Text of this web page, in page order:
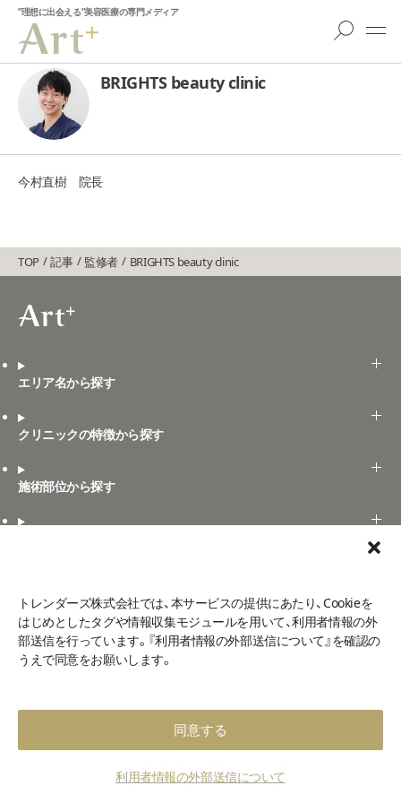
トレンダーズ株式会社では、本サービスの提供にあたり、Cookieを
はじめとしたタグや情報収集モジュールを用いて、利用者情報の外
部送信を行っています。『利用者情報の外部送信について』を確認の
うえで同意をお願いします。
同意する
利用者情報の外部送信について
”理想に出会える”美容医療の専門メディア
BRIGHTS beauty clinic
今村直樹 院長
TOP 記事 監修者 BRIGHTS beauty clinic
エリア名から探す
クリニックの特徴から探す
施術部位から探す
Art+とは
口コミ投稿
利用者情報の外部送信について
メディア掲載
プライバシーポリシー